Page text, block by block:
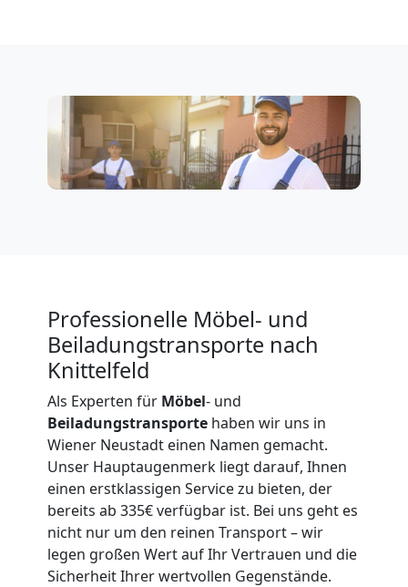
Professionelle Möbel- und
Beiladungstransporte nach
Knittelfeld
Als Experten für Möbel- und
Beiladungstransporte haben wir uns in
Wiener Neustadt einen Namen gemacht.
Unser Hauptaugenmerk liegt darauf, Ihnen
einen erstklassigen Service zu bieten, der
bereits ab 335€ verfügbar ist. Bei uns geht es
nicht nur um den reinen Transport – wir
legen großen Wert auf Ihr Vertrauen und die
Sicherheit Ihrer wertvollen Gegenstände.
Mann
Wiener
Neustadt
Übersiedlung
Wiener
Neustadt